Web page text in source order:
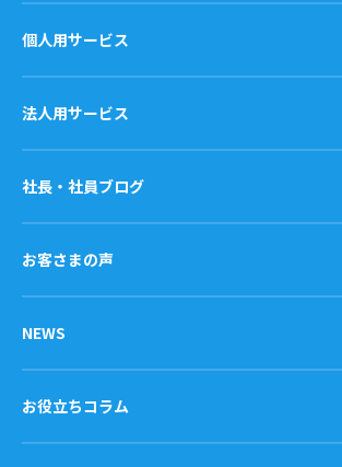
個人用サービス
法人用サービス
社長・社員ブログ
お客さまの声
NEWS
お役立ちコラム